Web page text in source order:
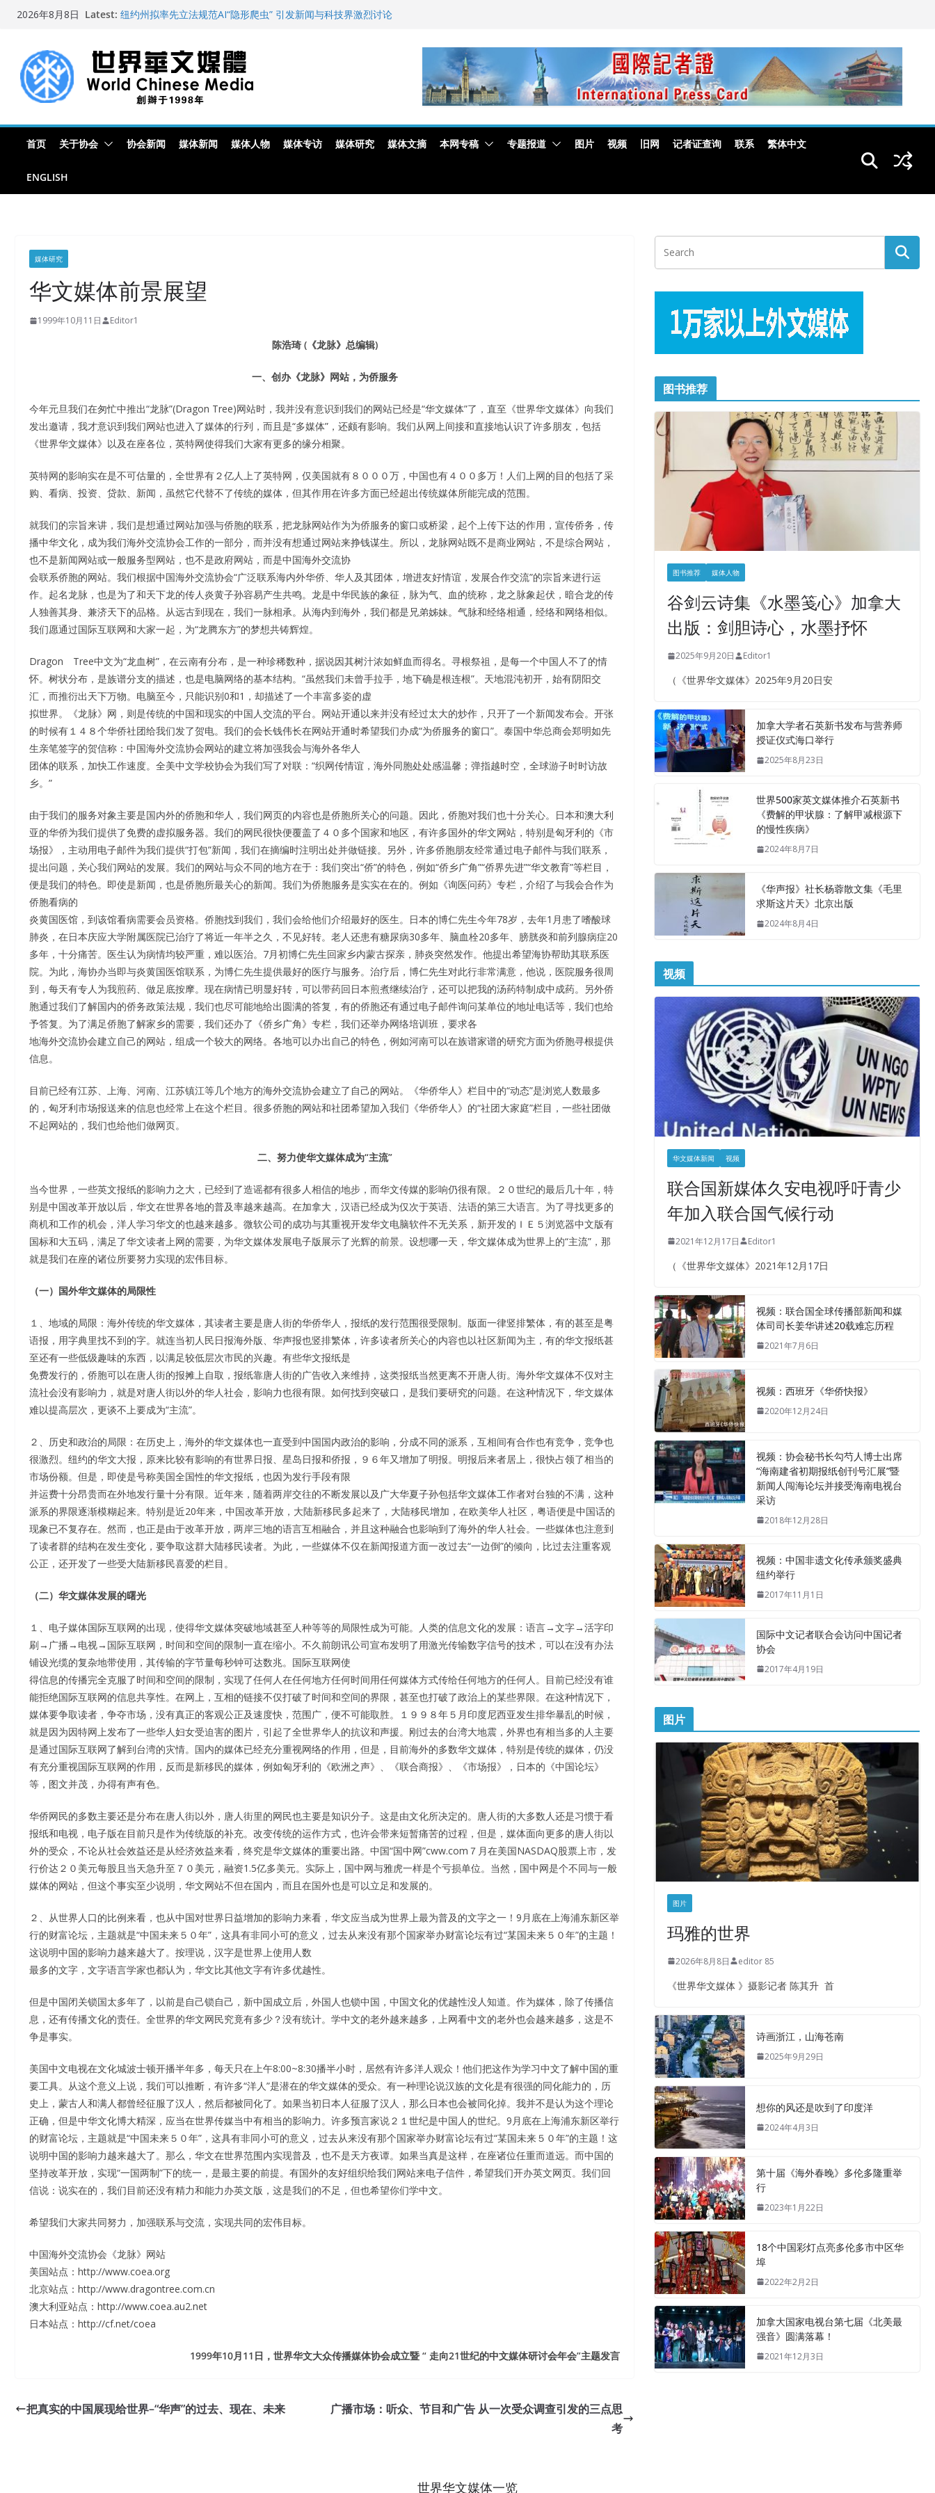
Skip
content
2026年8月8日 Latest: 纽约州拟率先立法规范AI“隐形爬虫” 引发新闻与科技界激烈讨论
从一杯沉香叶茶到一缕海南天香：加拿大茶艺师邓岚月海南沉香
文化考察纪行
全球新闻业正面临“代际脱钩”
首页 关于协会 协会新闻 媒体新闻 媒体人物 媒体专访 媒体研究 媒体文摘 本网专稿 专题报道 图片 视频 旧网 记者证查询 联系 繁体中文
ENGLISH
媒体研究
华文媒体前景展望
1999年10月11日 Editor1
陈浩琦 (《龙脉》总编辑)
一、创办《龙脉》网站，为侨服务
今年元旦我们在匆忙中推出“龙脉”(Dragon Tree)网站时，我并没有意识到我们的网站已经是“华文媒体”了，直至《世界华文媒体》向我们
发出邀请，我才意识到我们网站也进入了媒体的行列，而且是“多媒体”，还颇有影响。我们从网上间接和直接地认识了许多朋友，包括
《世界华文媒体》以及在座各位，英特网使得我们大家有更多的缘分相聚。
英特网的影响实在是不可估量的，全世界有２亿人上了英特网，仅美国就有８０００万，中国也有４００多万！人们上网的目的包括了采
购、看病、投资、贷款、新闻，虽然它代替不了传统的媒体，但其作用在许多方面已经超出传统媒体所能完成的范围。
就我们的宗旨来讲，我们是想通过网站加强与侨胞的联系，把龙脉网站作为为侨服务的窗口或桥梁，起个上传下达的作用，宣传侨务，传
播中华文化，成为我们海外交流协会工作的一部分，而并没有想通过网站来挣钱谋生。所以，龙脉网站既不是商业网站，不是综合网站，
也不是新闻网站或一般服务型网站，也不是政府网站，而是中国海外交流协
会联系侨胞的网站。我们根据中国海外交流协会“广泛联系海内外华侨、华人及其团体，增进友好情谊，发展合作交流”的宗旨来进行运
作。起名龙脉，也是为了和天下龙的传人炎黄子孙容易产生共鸣。龙是中华民族的象征，脉为气、血的统称，龙之脉象起伏，暗合龙的传
人独善其身、兼济天下的品格。从远古到现在，我们一脉相承。从海内到海外，我们都是兄弟姊妹。气脉和经络相通，经络和网络相似。
我们愿通过国际互联网和大家一起，为“龙腾东方”的梦想共铸辉煌。
Dragon Tree中文为“龙血树”，在云南有分布，是一种珍稀数种，据说因其树汁浓如鲜血而得名。寻根祭祖，是每一个中国人不了的情
怀。树状分布，是族谱分支的描述，也是电脑网络的基本结构。“虽然我们未曾手拉手，地下确是根连根”。天地混沌初开，始有阴阳交
汇，而推衍出天下万物。电脑至今，只能识别0和1，却描述了一个丰富多姿的虚
拟世界。《龙脉》网，则是传统的中国和现实的中国人交流的平台。网站开通以来并没有经过太大的炒作，只开了一个新闻发布会。开张
的时候有１４８个华侨社团给我们发了贺电。我们的会长钱伟长在网站开通时希望我们办成“为侨服务的窗口”。泰国中华总商会郑明如先
生亲笔签字的贺信称：中国海外交流协会网站的建立将加强我会与海外各华人
团体的联系，加快工作速度。全美中文学校协会为我们写了对联：“织网传情谊，海外同胞处处感温馨；弹指越时空，全球游子时时访故
乡。”
由于我们的服务对象主要是国内外的侨胞和华人，我们网页的内容也是侨胞所关心的问题。因此，侨胞对我们也十分关心。日本和澳大利
亚的华侨为我们提供了免费的虚拟服务器。我们的网民很快便覆盖了４０多个国家和地区，有许多国外的华文网站，特别是匈牙利的《市
场报》，主动用电子邮件为我们提供“打包”新闻，我们在摘编时注明出处并做链接。另外，许多侨胞朋友经常通过电子邮件与我们联系，
提出问题，关心我们网站的发展。我们的网站与众不同的地方在于：我们突出“侨”的特色，例如“侨乡广角”“侨界先进”“华文教育”等栏目，
便是我们的特色。即使是新闻，也是侨胞所最关心的新闻。我们为侨胞服务是实实在在的。例如《询医问药》专栏，介绍了与我会合作为
侨胞看病的
炎黄国医馆，到该馆看病需要会员资格。侨胞找到我们，我们会给他们介绍最好的医生。日本的博仁先生今年78岁，去年1月患了嗜酸球
肺炎，在日本庆应大学附属医院已治疗了将近一年半之久，不见好转。老人还患有糖尿病30多年、脑血栓20多年、膀胱炎和前列腺病症20
多年，十分痛苦。医生认为病情均较严重，难以医治。7月初博仁先生回家乡内蒙古探亲，肺炎突然发作。他提出希望海协帮助其联系医
院。为此，海协办当即与炎黄国医馆联系，为博仁先生提供最好的医疗与服务。治疗后，博仁先生对此行非常满意，他说，医院服务很周
到，每天有专人为我煎药、做足底按摩。现在病情已明显好转，可以带药回日本煎煮继续治疗，还可以把我的汤药特制成中成药。另外侨
胞通过我们了解国内的侨务政策法规，我们也尽可能地给出圆满的答复，有的侨胞还有通过电子邮件询问某单位的地址电话等，我们也给
予答复。为了满足侨胞了解家乡的需要，我们还办了《侨乡广角》专栏，我们还举办网络培训班，要求各
地海外交流协会建立自己的网站，组成一个较大的网络。各地可以办出自己的特色，例如河南可以在族谱家谱的研究方面为侨胞寻根提供
信息。
目前已经有江苏、上海、河南、江苏镇江等几个地方的海外交流协会建立了自己的网站。《华侨华人》栏目中的“动态”是浏览人数最多
的，匈牙利市场报送来的信息也经常上在这个栏目。很多侨胞的网站和社团希望加入我们《华侨华人》的“社团大家庭”栏目，一些社团做
不起网站的，我们也给他们做网页。
二、努力使华文媒体成为“主流”
当今世界，一些英文报纸的影响力之大，已经到了造谣都有很多人相信的地步，而华文传媒的影响仍很有限。２０世纪的最后几十年，特
别是中国改革开放以后，华文在世界各地的普及率越来越高。在加拿大，汉语已经成为仅次于英语、法语的第三大语言。为了寻找更多的
商机和工作的机会，洋人学习华文的也越来越多。微软公司的成功与其重视开发华文电脑软件不无关系，新开发的ＩＥ５浏览器中文版有
国标和大五码，满足了华文读者上网的需要，为华文媒体发展电子版展示了光辉的前景。设想哪一天，华文媒体成为世界上的“主流”，那
就是我们在座的诸位所要努力实现的宏伟目标。
（一）国外华文媒体的局限性
１、地域的局限：海外传统的华文媒体，其读者主要是唐人街的华侨华人，报纸的发行范围很受限制。版面一律竖排繁体，有的甚至是粤
语报，用字典里找不到的字。就连当初人民日报海外版、华声报也竖排繁体，许多读者所关心的内容也以社区新闻为主，有的华文报纸甚
至还有一些低级趣味的东西，以满足较低层次市民的兴趣。有些华文报纸是
免费发行的，侨胞可以在唐人街的报摊上自取，报纸靠唐人街的广告收入来维持，这类报纸当然更离不开唐人街。海外华文媒体不仅对主
流社会没有影响力，就是对唐人街以外的华人社会，影响力也很有限。如何找到突破口，是我们要研究的问题。在这种情况下，华文媒体
难以提高层次，更谈不上要成为“主流”。
２、历史和政治的局限：在历史上，海外的华文媒体也一直受到中国国内政治的影响，分成不同的派系，互相间有合作也有竞争，竞争也
很激烈。纽约的华文大报，原来比较有影响的有世界日报、星岛日报和侨报，９６年又增加了明报。明报后来者居上，很快占领了相当的
市场份额。但是，即使是号称美国全国性的华文报纸，也因为发行手段有限
并运费十分昂贵而在外地发行量十分有限。近年来，随着两岸交往的不断发展以及广大华夏子孙包括华文媒体工作者对台独的不满，这种
派系的界限逐渐模糊起来。特别是近20年来，中国改革开放，大陆新移民多起来了，大陆移民增加，在欧美华人社区，粤语便是中国话的
现象已不复存在。然而，也正是由于改革开放，两岸三地的语言互相融合，并且这种融合也影响到了海外的华人社会。一些媒体也注意到
了读者群的结构在发生变化，要争取这群大陆移民读者。为此，一些媒体不仅在新闻报道方面一改过去“一边倒”的倾向，比过去注重客观
公正，还开发了一些受大陆新移民喜爱的栏目。
（二）华文媒体发展的曙光
１、电子媒体国际互联网的出现，使得华文媒体突破地域甚至人种等等的局限性成为可能。人类的信息文化的发展：语言→文字→活字印
刷→广播→电视→国际互联网，时间和空间的限制一直在缩小。不久前朗讯公司宣布发明了用激光传输数字信号的技术，可以在没有办法
铺设光缆的复杂地带使用，其传输的字节量每秒钟可达数兆。国际互联网使
得信息的传播完全克服了时间和空间的限制，实现了任何人在任何地方任何时间用任何媒体方式传给任何地方的任何人。目前已经没有谁
能拒绝国际互联网的信息共享性。在网上，互相的链接不仅打破了时间和空间的界限，甚至也打破了政治上的某些界限。在这种情况下，
媒体要争取读者，争夺市场，没有真正的客观公正及速度快，范围广，便不可能取胜。１９９８年５月印度尼西亚发生排华暴乱的时候，
就是因为因特网上发布了一些华人妇女受迫害的图片，引起了全世界华人的抗议和声援。刚过去的台湾大地震，外界也有相当多的人主要
是通过国际互联网了解到台湾的灾情。国内的媒体已经充分重视网络的作用，但是，目前海外的多数华文媒体，特别是传统的媒体，仍没
有充分重视国际互联网的作用，反而是新移民的媒体，例如匈牙利的《欧洲之声》、《联合商报》、《市场报》，日本的《中国论坛》
等，图文并茂，办得有声有色。
华侨网民的多数主要还是分布在唐人街以外，唐人街里的网民也主要是知识分子。这是由文化所决定的。唐人街的大多数人还是习惯于看
报纸和电视，电子版在目前只是作为传统版的补充。改变传统的运作方式，也许会带来短暂痛苦的过程，但是，媒体面向更多的唐人街以
外的受众，不论从社会效益还是从经济效益来看，终究是华文媒体的重要出路。中国“国中网”cww.com７月在美国NASDAQ股票上市，发
行价达２０美元每股且当天急升至７０美元，融资1.5亿多美元。实际上，国中网与雅虎一样是个亏损单位。当然，国中网是个不同与一般
媒体的网站，但这个事实至少说明，华文网站不但在国内，而且在国外也是可以立足和发展的。
２、从世界人口的比例来看，也从中国对世界日益增加的影响力来看，华文应当成为世界上最为普及的文字之一！9月底在上海浦东新区举
行的财富论坛，主题就是“中国未来５０年”，这具有非同小可的意义，过去从来没有那个国家举办财富论坛有过“某国未来５０年”的主题！
这说明中国的影响力越来越大了。按理说，汉字是世界上使用人数
最多的文字，文字语言学家也都认为，华文比其他文字有许多优越性。
但是中国闭关锁国太多年了，以前是自己锁自己，新中国成立后，外国人也锁中国，中国文化的优越性没人知道。作为媒体，除了传播信
息，还有传播文化的责任。全世界的华文网民究竟有多少？没有统计。学中文的老外越来越多，上网看中文的老外也会越来越多，这是不
争是事实。
美国中文电视在文化城波士顿开播半年多，每天只在上午8:00~8:30播半小时，居然有许多洋人观众！他们把这作为学习中文了解中国的重
要工具。从这个意义上说，我们可以推断，有许多“洋人”是潜在的华文媒体的受众。有一种理论说汉族的文化是有很强的同化能力的，历
史上，蒙古人和满人都曾经征服了汉人，然后都被同化了。如果当初日本人征服了汉人，那么日本也会被同化掉。我并不是认为这个理论
正确，但是中华文化博大精深，应当在世界传媒当中有相当的影响力。许多预言家说２１世纪是中国人的世纪。9月底在上海浦东新区举行
的财富论坛，主题就是“中国未来５０年”，这具有非同小可的意义，过去从来没有那个国家举办财富论坛有过“某国未来５０年”的主题！这
说明中国的影响力越来越大了。那么，华文在世界范围内实现普及，也不是天方夜谭。如果当真是这样，在座诸位任重而道远。而中国的
坚持改革开放，实现“一国两制”下的统一，是最主要的前提。有国外的友好组织给我们网站来电子信件，希望我们开办英文网页。我们回
信说：说实在的，我们目前还没有精力和能力办英文版，这是我们的不足，但也希望你们学中文。
希望我们大家共同努力，加强联系与交流，实现共同的宏伟目标。
中国海外交流协会《龙脉》网站
美国站点：http://www.coea.org
北京站点：http://www.dragontree.com.cn
澳大利亚站点：http://www.coea.au2.net
日本站点：http://cf.net/coea
1999年10月11日，世界华文大众传播媒体协会成立暨 “ 走向21世纪的中文媒体研讨会年会”主题发言
把真实的中国展现给世界–“华声”的过去、现在、未来
广播市场：听众、节目和广告 从一次受众调查引发的三点思
考
图书推荐
图书推荐 媒体人物
谷剑云诗集《水墨笺心》加拿大
出版：剑胆诗心，水墨抒怀
2025年9月20日 Editor1
（《世界华文媒体》2025年9月20日安
加拿大学者石英新书发布与营养师
授证仪式海口举行
2025年8月23日
世界500家英文媒体推介石英新书
《费解的甲状腺：了解甲减根源下
的慢性疾病》
2024年8月7日
《华声报》社长杨蓉散文集《毛里
求斯这片天》北京出版
2024年8月4日
视频
华文媒体新闻 视频
联合国新媒体久安电视呼吁青少
年加入联合国气候行动
2021年12月17日 Editor1
（《世界华文媒体》2021年12月17日
视频：联合国全球传播部新闻和媒
体司司长姜华讲述20载难忘历程
2021年7月6日
视频：西班牙《华侨快报》
2020年12月24日
视频：协会秘书长勾芍人博士出席
“海南建省初期报纸创刊号汇展”暨
新闻人闯海论坛并接受海南电视台
采访
2018年12月28日
视频：中国非遗文化传承颁奖盛典
纽约举行
2017年11月1日
国际中文记者联合会访问中国记者
协会
2017年4月19日
图片
图片
玛雅的世界
2026年8月8日 editor 85
《世界华文媒体 》摄影记者 陈其升 首
诗画浙江，山海苍南
2025年9月29日
想你的风还是吹到了印度洋
2024年4月3日
第十届《海外春晚》多伦多隆重举
行
2023年1月22日
18个中国彩灯点亮多伦多市中区华
埠
2022年2月2日
加拿大国家电视台第七届《北美最
强音》圆满落幕！
2021年12月3日
世界华文媒体一览